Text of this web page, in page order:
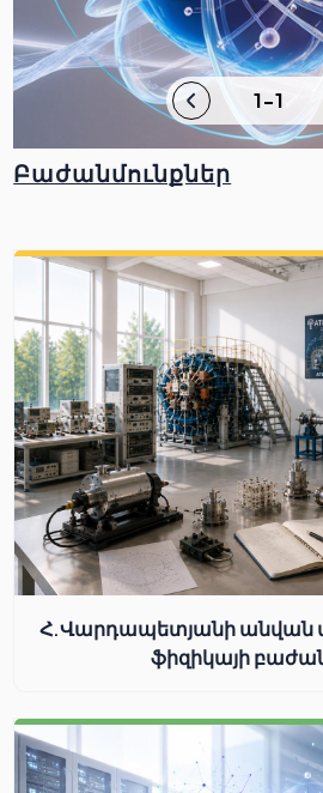
1-1
Բաժանմունքներ
Հ.Վարդապետյանի
ֆիզիկայի